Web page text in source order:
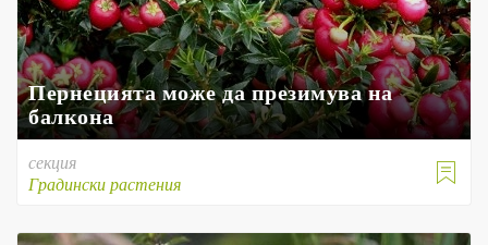
Пернецията може да презимува на
балкона

секция
Градински растения